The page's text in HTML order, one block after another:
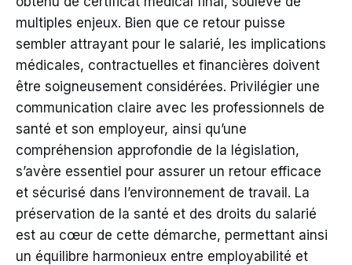
multiples enjeux. Bien que ce retour puisse
sembler attrayant pour le salarié, les implications
médicales, contractuelles et financières doivent
être soigneusement considérées. Privilégier une
communication claire avec les professionnels de
santé et son employeur, ainsi qu’une
compréhension approfondie de la législation,
s’avère essentiel pour assurer un retour efficace
et sécurisé dans l’environnement de travail. La
préservation de la santé et des droits du salarié
est au cœur de cette démarche, permettant ainsi
un équilibre harmonieux entre employabilité et